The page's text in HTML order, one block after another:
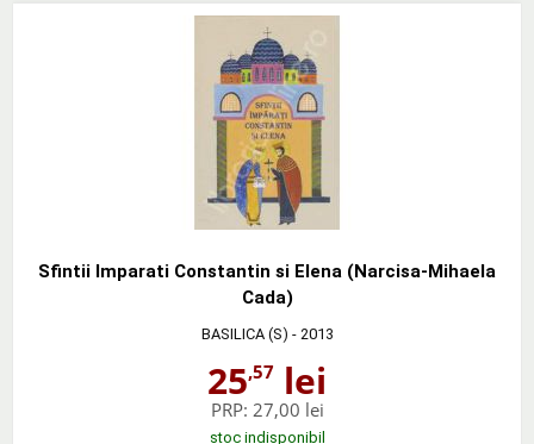
Sfintii Imparati Constantin si Elena (Narcisa-Mihaela
Cada)
BASILICA (S) - 2013
25,57 lei
PRP: 27,00 lei
stoc indisponibil